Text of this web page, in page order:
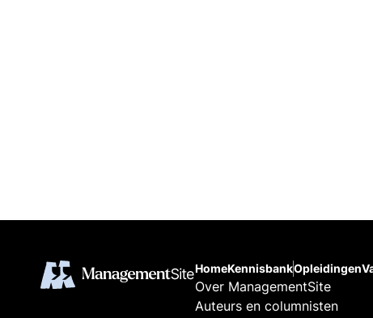
HomeKennisbankOpleidingen
Over ManagementSite
Auteurs en columnisten